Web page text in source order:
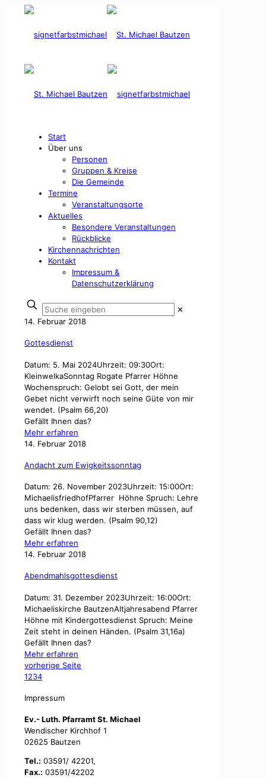
Start
Über uns
Personen
Gruppen & Kreise
Die Gemeinde
Termine
Veranstaltungsorte
Aktuelles
Besondere Veranstaltungen
Rückblicke
Kirchennachrichten
Kontakt
Impressum &
Datenschutzerklärung
✕
14. Februar 2018
Gottesdienst
Datum: 5. Mai 2024Uhrzeit: 09:30Ort:
KleinwelkaSonntag Rogate Pfarrer Höhne
Wochenspruch: Gelobt sei Gott, der mein
Gebet nicht verwirft noch seine Güte von mir
wendet. (Psalm 66,20)
Gefällt Ihnen das?
Mehr erfahren
14. Februar 2018
Andacht zum Ewigkeitssonntag
Datum: 26. November 2023Uhrzeit: 15:00Ort:
MichaelisfriedhofPfarrer Höhne Spruch: Lehre
uns bedenken, dass wir sterben müssen, auf
dass wir klug werden. (Psalm 90,12)
Gefällt Ihnen das?
Mehr erfahren
14. Februar 2018
Abendmahlsgottesdienst
Datum: 31. Dezember 2023Uhrzeit: 16:00Ort:
Michaeliskirche BautzenAltjahresabend Pfarrer
Höhne mit Kindergottesdienst Spruch: Meine
Zeit steht in deinen Händen. (Psalm 31,16a)
Gefällt Ihnen das?
Mehr erfahren
vorherige Seite
1234
Impressum
Ev.- Luth. Pfarramt St. Michael
Wendischer Kirchhof 1
02625 Bautzen
Tel.: 03591/ 42201,
Fax.: 03591/42202